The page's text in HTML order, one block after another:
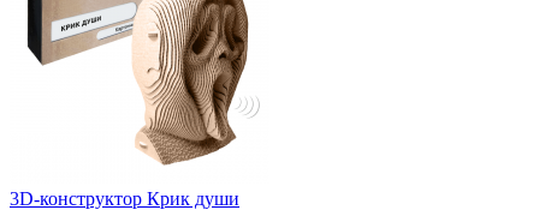
3D-конструктор Крик души